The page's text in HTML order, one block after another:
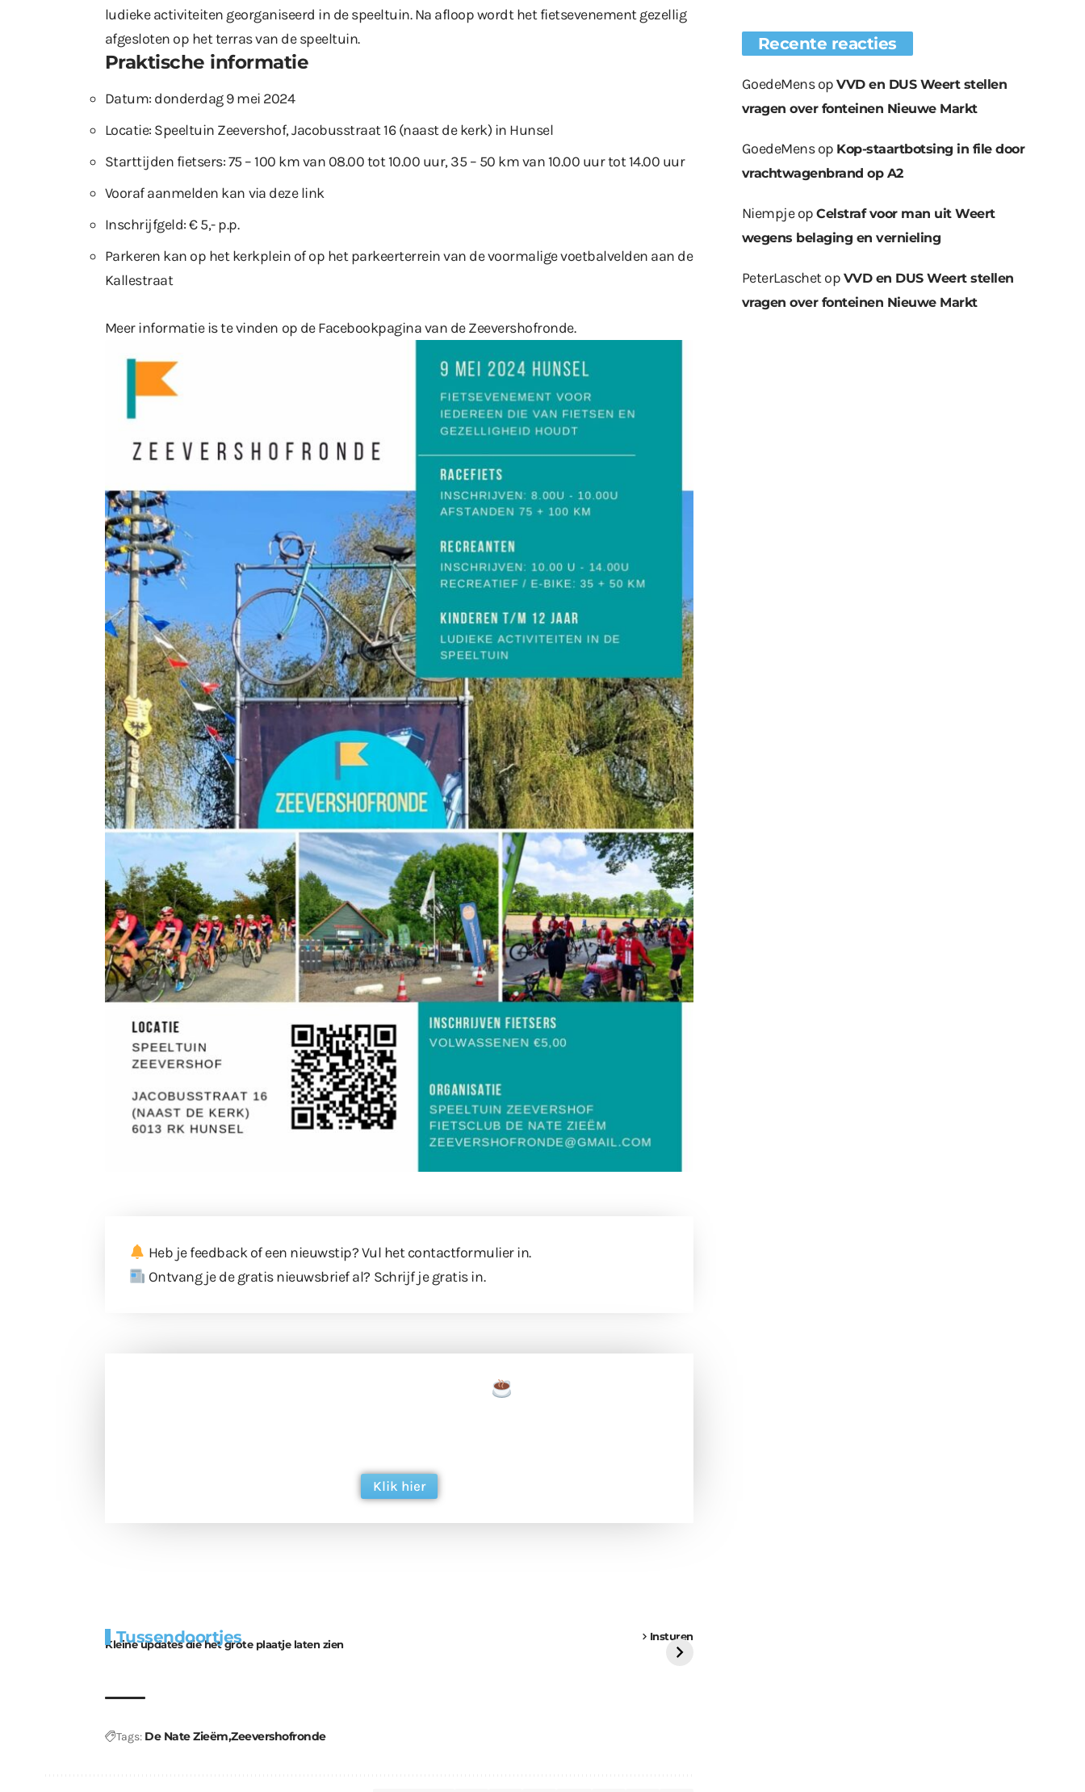
ludieke activiteiten georganiseerd in de speeltuin. Na afloop wordt het fietsevenement gezellig
afgesloten op het terras van de speeltuin.
Praktische informatie
Datum: donderdag 9 mei 2024
Locatie: Speeltuin Zeevershof, Jacobusstraat 16 (naast de kerk) in Hunsel
Starttijden fietsers: 75 – 100 km van 08.00 tot 10.00 uur, 35 – 50 km van 10.00 uur tot 14.00 uur
Vooraf aanmelden kan via deze link
Inschrijfgeld: € 5,- p.p.
Parkeren kan op het kerkplein of op het parkeerterrein van de voormalige voetbalvelden aan de
Kallestraat
Meer informatie is te vinden op de Facebookpagina van de Zeevershofronde.
Heb je feedback of een nieuwstip? Vul het contactformulierin.
Ontvang je de gratis nieuwsbrief al? Schrijf je gratis in.
Klik hier
Tussendoortjes Insturen
Kleine updates die het grote plaatje laten zien
bouwmateriaal voor
kabouters
Tags: De Nate Zieëm Zeevershofronde
Recente reacties
GoedeMensopVVD en DUS Weert stellen
vragen over fonteinen Nieuwe Markt
GoedeMensop Kop-staartbotsing in file door
vrachtwagenbrand op A2
NiempjeopCelstraf voor man uit Weert
wegens belaging en vernieling
PeterLaschetop VVD en DUS Weert stellen
vragen over fonteinen Nieuwe Markt